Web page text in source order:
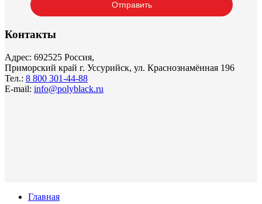
Контакты
Адрес: 692525 Россия,
Приморский край г. Уссурийск, ул. Краснознамённая 196
Тел.: 8 800 301-44-88
E-mail: info@polyblack.ru
Главная